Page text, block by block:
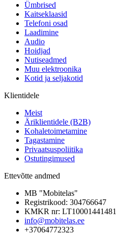
Ümbrised
Kaitseklaasid
Telefoni osad
Laadimine
Audio
Hoidjad
Nutiseadmed
Muu elektroonika
Kotid ja seljakotid
Klientidele
Meist
Äriklientidele (B2B)
Kohaletoimetamine
Tagastamine
Privaatsuspoliitika
Ostutingimused
Ettevõtte andmed
MB "Mobitelas"
Registrikood: 304766647
KMKR nr:
info@mobitelas.ee
+37064772323